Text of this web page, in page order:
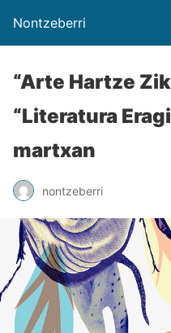
Nontzeberri
“Arte Hartze
“Literatura
martxan
nontzeberri